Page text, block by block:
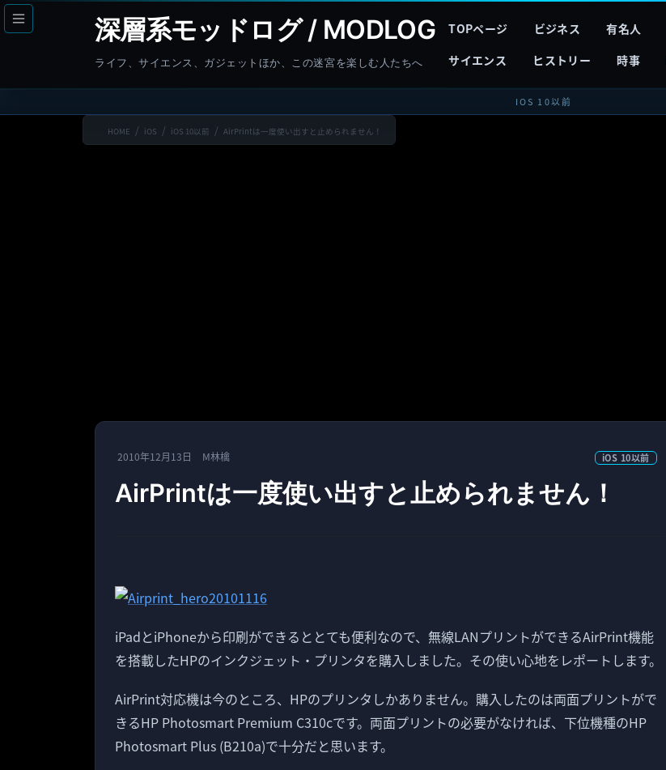
コ
ン
へ
ナ
ビ
ョ
深層系モッドログ / MODLOG
ライフ、サイエンス、ガジェットほか、この迷宮を楽しむ人たちへ
TOPページ ビジネス 有名人
サイエンス
ヒストリー 時事
IOS 10以前
HOME iOS iOS 10以前 AirPrintは一度使い出すと止められません！
2010年12月13日 M林檎 iOS 10以前
AirPrintは一度使い出すと止められません！
iPadとiPhoneから印刷ができるととても便利なので、無線LANプリントができるAirPrint機能
を搭載したHPのインクジェット・プリンタを購入しました。その使い心地をレポートします。
AirPrint対応機は今のところ、HPのプリンタしかありません。購入したのは両面プリントがで
きるHP Photosmart Premium C310cです。両面プリントの必要がなければ、下位機種のHP
Photosmart Plus (B210a)で十分だと思います。